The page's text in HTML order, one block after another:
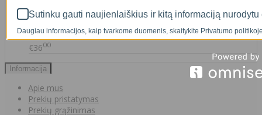
IŠMANAUS VANDENS NUOTĖKIO DETEKTORIAUS PRIEDAS
SOM GUARD
€3600
Informacija
Apie mus
Prekių pristatymas
Prekių grąžinimas
Sutinku gauti naujienlaiškius ir kitą informaciją
Daugiau informacijos, kaip tvarkome duomenis, skaitykite Privatumo